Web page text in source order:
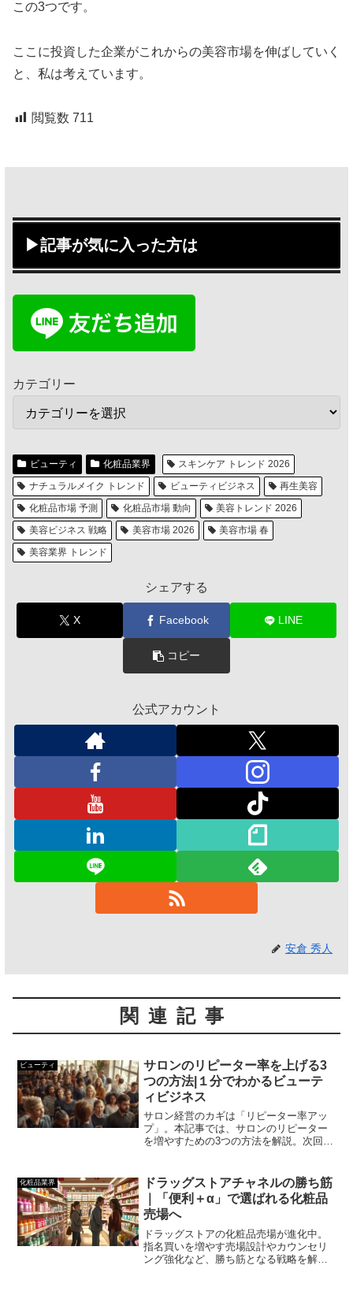
この3つです。
ここに投資した企業がこれからの美容市場を伸ばしていく
と、私は考えています。
閲覧数 711
▶記事が気に入った方は
カテゴリー
ビューティ 化粧品業界
スキンケア トレンド 2026
ナチュラルメイク トレンド
ビューティビジネス
再生美容
化粧品市場 予測
化粧品市場 動向
美容トレンド 2026
美容ビジネス 戦略
美容市場 2026
美容市場 春
美容業界 トレンド
シェアする
X Facebook LINE
コピー
公式アカウント
安倉 秀人
関連記事
ビューティ
サロンのリピーター率を上げる3
つの方法|１分でわかるビューテ
ィビジネス
サロン経営のカギは「リピーター率アッ
プ」。本記事では、サロンのリピーター
を増やすための3つの方法を解説。次回来
う。
化粧品業界
ドラッグストアチャネルの勝ち筋
｜「便利＋α」で選ばれる化粧品
売場へ
ドラッグストアの化粧品売場が進化中。
指名買いを増やす売場設計やカウンセリ
ング強化など、勝ち筋となる戦略を解説